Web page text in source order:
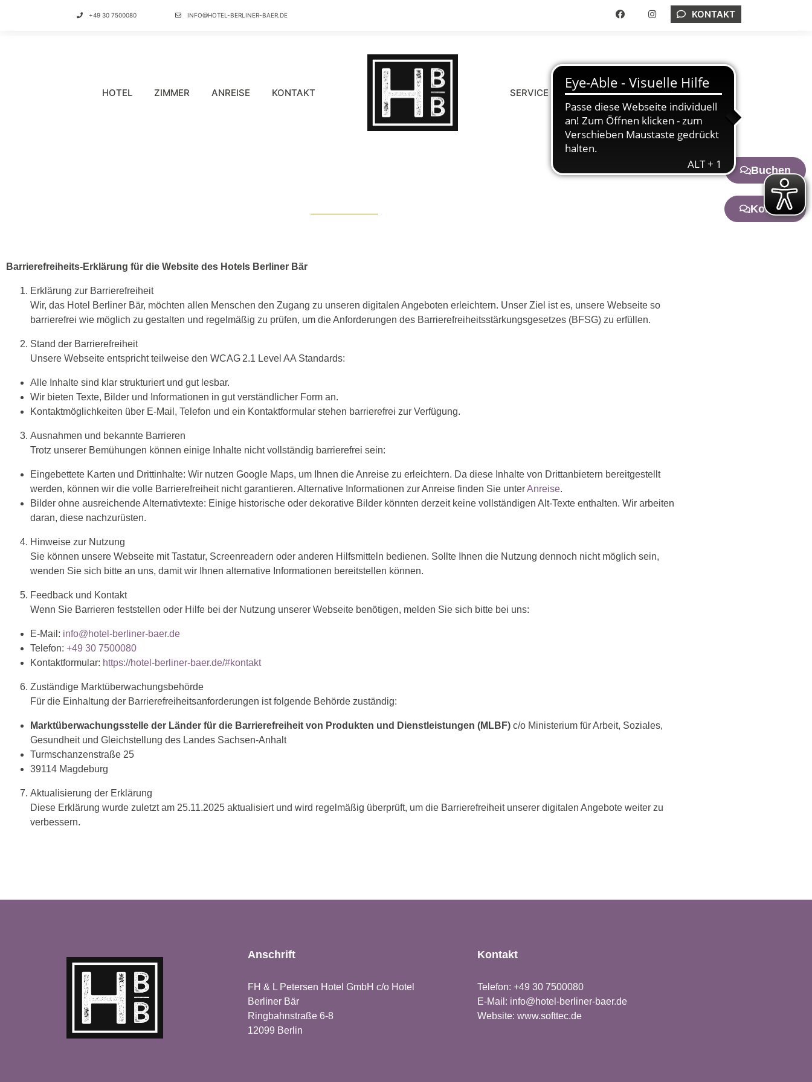
+49 30 7500080 INFO@HOTEL-BERLINER-BAER.DE KONTAKT
HOTEL ZIMMER ANREISE KONTAKT SERVICE ONLINE BUCHEN DEUTSCH
Barrierefreiheits‑Erklärung für die Website des Hotels Berliner Bär
Erklärung zur Barrierefreiheit
Wir, das Hotel Berliner Bär, möchten allen Menschen den Zugang zu unseren digitalen Angeboten erleichtern. Unser Ziel ist es, unsere Webseite so
barrierefrei wie möglich zu gestalten und regelmäßig zu prüfen, um die Anforderungen des Barrierefreiheitsstärkungsgesetzes (BFSG) zu erfüllen.
Stand der Barrierefreiheit
Unsere Webseite entspricht teilweise den WCAG 2.1 Level AA Standards:
Alle Inhalte sind klar strukturiert und gut lesbar.
Wir bieten Texte, Bilder und Informationen in gut verständlicher Form an.
Kontaktmöglichkeiten über E-Mail, Telefon und ein Kontaktformular stehen barrierefrei zur Verfügung.
Ausnahmen und bekannte Barrieren
Trotz unserer Bemühungen können einige Inhalte nicht vollständig barrierefrei sein:
Eingebettete Karten und Drittinhalte: Wir nutzen Google Maps, um Ihnen die Anreise zu erleichtern. Da diese Inhalte von Drittanbietern bereitgestellt
werden, können wir die volle Barrierefreiheit nicht garantieren. Alternative Informationen zur Anreise finden Sie unterAnreise.
Bilder ohne ausreichende Alternativtexte: Einige historische oder dekorative Bilder könnten derzeit keine vollständigen Alt‑Texte enthalten. Wir arbeiten
daran, diese nachzurüsten.
Hinweise zur Nutzung
Sie können unsere Webseite mit Tastatur, Screenreadern oder anderen Hilfsmitteln bedienen. Sollte Ihnen die Nutzung dennoch nicht möglich sein,
wenden Sie sich bitte an uns, damit wir Ihnen alternative Informationen bereitstellen können.
Feedback und Kontakt
Wenn Sie Barrieren feststellen oder Hilfe bei der Nutzung unserer Webseite benötigen, melden Sie sich bitte bei uns:
E-Mail: info@hotel-berliner-baer.de
Telefon: +49 30 7500080
Kontaktformular: https://hotel-berliner-baer.de/#kontakt
Zuständige Marktüberwachungsbehörde
Für die Einhaltung der Barrierefreiheitsanforderungen ist folgende Behörde zuständig:
Marktüberwachungsstelle der Länder für die Barrierefreiheit von Produkten und Dienstleistungen (MLBF) c/o Ministerium für Arbeit, Soziales,
Gesundheit und Gleichstellung des Landes Sachsen-Anhalt
Turmschanzenstraße 25
39114 Magdeburg
Aktualisierung der Erklärung
Diese Erklärung wurde zuletzt am 25.11.2025 aktualisiert und wird regelmäßig überprüft, um die Barrierefreiheit unserer digitalen Angebote weiter zu
verbessern.
Buchen
Kontakt
Anschrift
FH & L Petersen Hotel GmbH c/o Hotel
Berliner Bär
Ringbahnstraße 6-8
12099 Berlin
Kontakt
Telefon: +49 30 7500080
E-Mail: info@hotel-berliner-baer.de
Website: www.softtec.de